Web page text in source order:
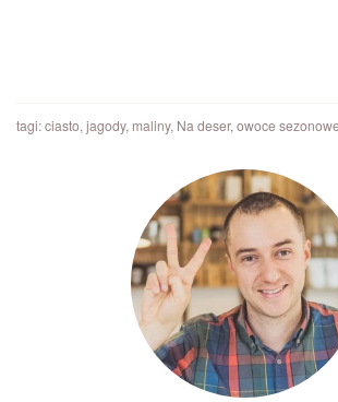
tagi:ciasto, jagody, maliny, Na deser, owoce sezonowe